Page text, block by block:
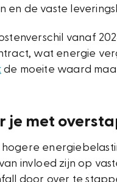
en de vaste
vanaf
wat energie
de moeite waard
je met
invloed zijn op
door over te